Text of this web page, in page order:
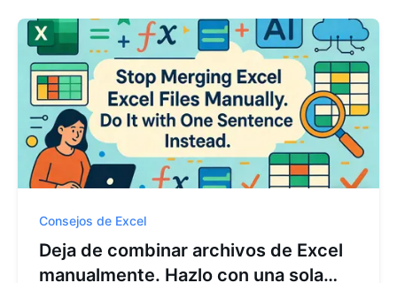
Consejos de Excel
Deja de combinar archivos de Excel
manualmente. Hazlo con una sola